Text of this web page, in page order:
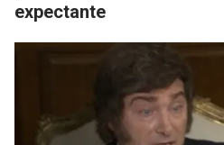
expectante